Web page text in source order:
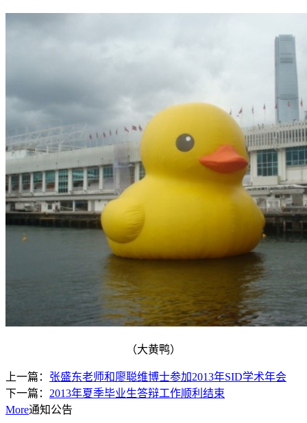
（大黄鸭）
上一篇： 张盛东老师和廖聪维博士参加2013年SID学术年会
下一篇： 2013年夏季毕业生答辩工作顺利结束
More通知公告